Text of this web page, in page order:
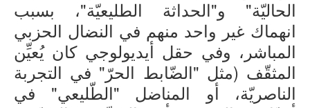
الحاليّة" و"الحداثة الطليعيّة"، بسبب
انهماك غير واحد منهم في النضال الحزبي
المباشر، وفي حقل أيديولوجي كان يُعيِّن
المثقّف (مثل "الضّابط الحرّ" في التجربة
الناصريّة، أو المناضل "الطّليعي" في